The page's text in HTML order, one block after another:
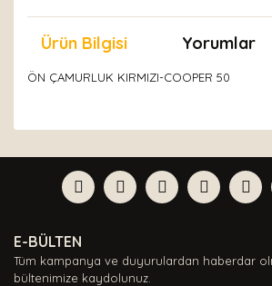
Ürün Bilgisi Yorumlar
ÖN ÇAMURLUK KIRMIZI-COOPER 50
Yorum Yaz
formunu kullanarak tarafımıza
Görüş ve önerileriniz için teşekkür
Ürün açıklamasında eksik bilgiler
Ürün bilgilerinde hatalar bulunuyor.
E-BÜLTEN
Tüm kampanya ve duyurulardan haberdar
bültenimize kaydolunuz.